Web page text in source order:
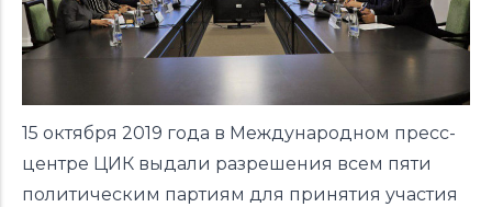
15 октября 2019 года в Международном пресс-
центре ЦИК выдали разрешения всем пяти
политическим партиям для принятия участия